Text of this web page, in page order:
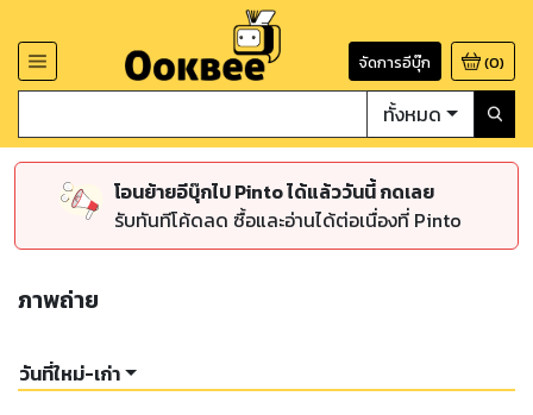
จัดการอีบุ๊ก (0)
ทั้งหมด
โอนย้ายอีบุ๊กไป Pinto ได้แล้ววันนี้ กดเลย
รับทันทีโค้ดลด ซื้อและอ่านได้ต่อเนื่องที่ Pinto
ภาพถ่าย
วันที่ใหม่-เก่า